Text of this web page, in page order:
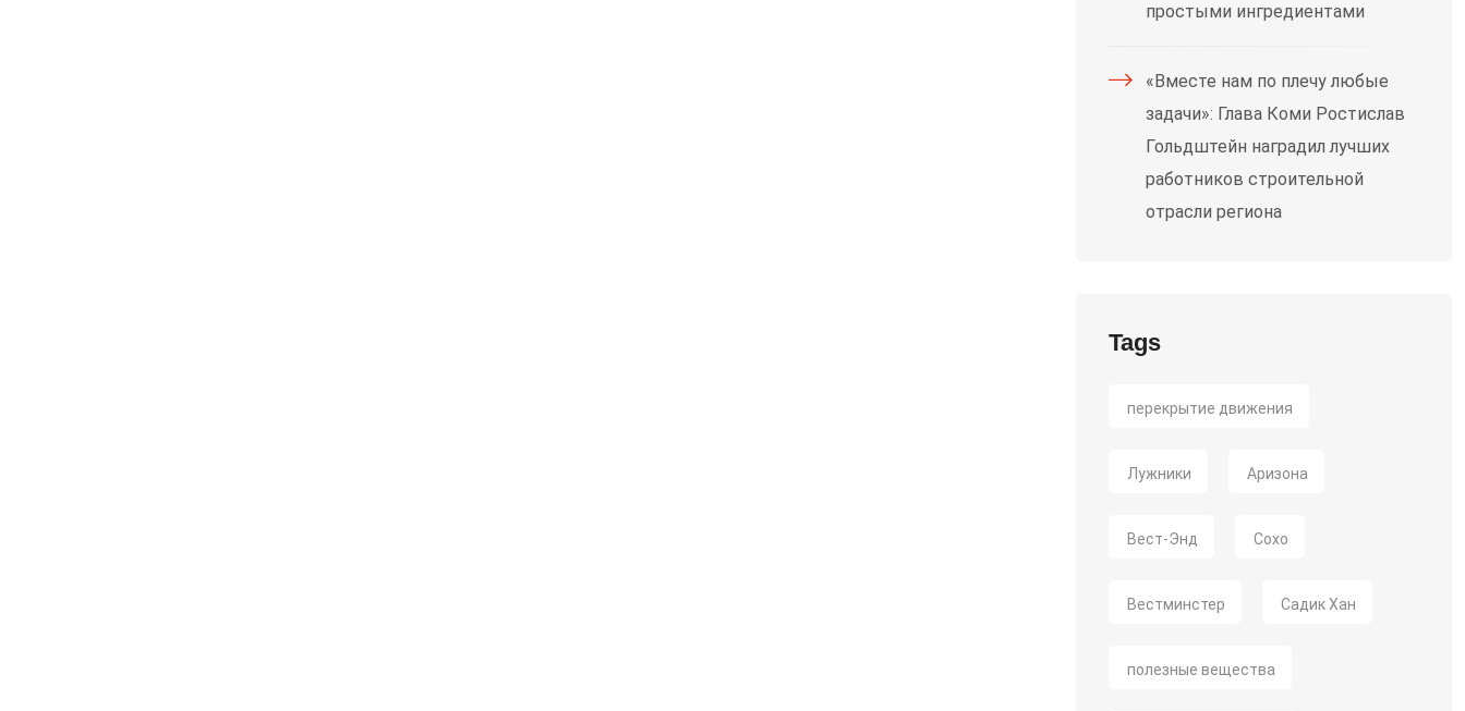
простыми ингредиентами
«Вместе нам по плечу любые
задачи»: Глава Коми Ростислав
Гольдштейн наградил лучших
работников строительной
отрасли региона
Tags
перекрытие движения
Лужники Аризона
Вест-Энд Сохо
Вестминстер Садик Хан
полезные вещества